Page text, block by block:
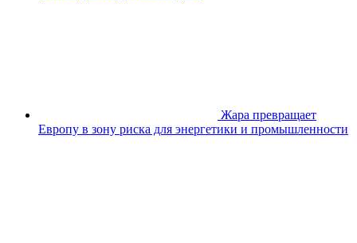
Жара превращает
Европу в зону риска для энергетики и промышленности